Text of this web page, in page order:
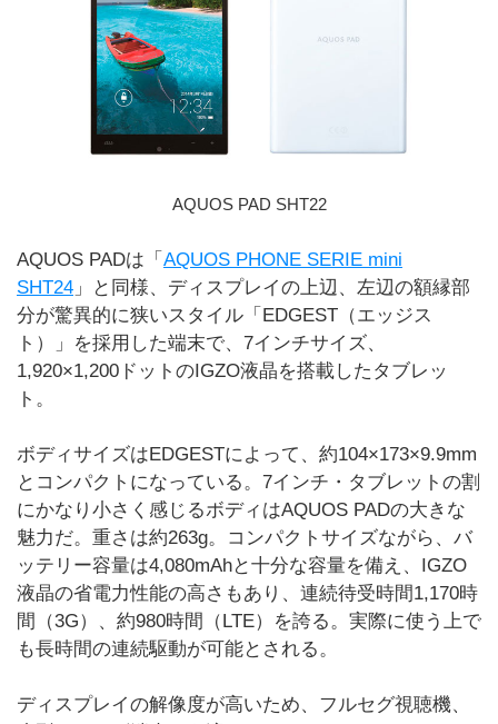
AQUOS PAD SHT22
AQUOS PADは「 AQUOS PHONE SERIE mini
SHT24 」と同様、ディスプレイの上辺、左辺の額縁部
分が驚異的に狭いスタイル「EDGEST（エッジス
ト）」を採用した端末で、7インチサイズ、
1,920×1,200ドットのIGZO液晶を搭載したタブレッ
ト。
ボディサイズはEDGESTによって、約104×173×9.9mm
とコンパクトになっている。7インチ・タブレットの割
にかなり小さく感じるボディはAQUOS PADの大きな
魅力だ。重さは約263g。コンパクトサイズながら、バ
ッテリー容量は4,080mAhと十分な容量を備え、IGZO
液晶の省電力性能の高さもあり、連続待受時間1,170時
間（3G）、約980時間（LTE）を誇る。実際に使う上で
も長時間の連続駆動が可能とされる。
ディスプレイの解像度が高いため、フルセグ視聴機、